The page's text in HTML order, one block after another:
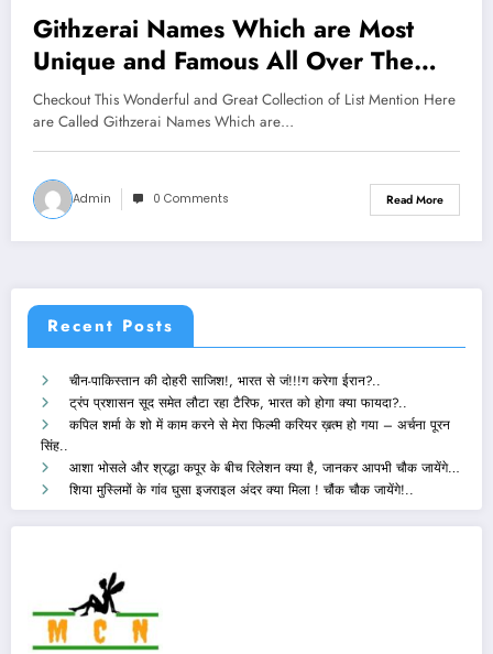
Githzerai Names Which are Most
Unique and Famous All Over The
Worlds
Checkout This Wonderful and Great Collection of List Mention Here
are Called Githzerai Names Which are…
Admin 0 Comments Read More
Recent Posts
चीन-पाकिस्तान की दोहरी साजिश!, भारत से जं!!!ग करेगा ईरान?..
ट्रंप प्रशासन सूद समेत लौटा रहा टैरिफ, भारत को होगा क्या फायदा?..
कपिल शर्मा के शो में काम करने से मेरा फिल्मी करियर ख़त्म हो गया – अर्चना पूरन
सिंह..
आशा भोसले और श्रद्धा कपूर के बीच रिलेशन क्या है, जानकर आपभी चौक जायेंगे…
शिया मुस्लिमों के गांव घुसा इजराइल अंदर क्या मिला ! चौंक चौक जायेंगे!..